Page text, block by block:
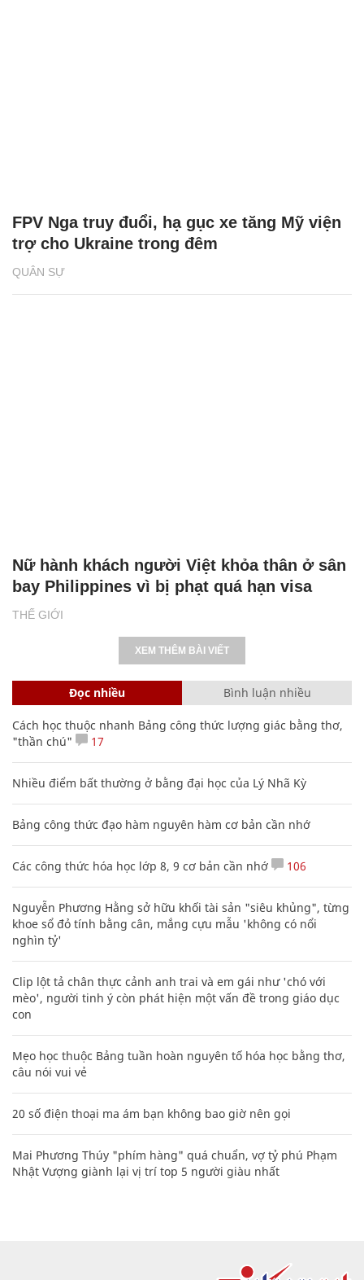
QUÂN SỰ
FPV Nga truy đuổi, hạ gục xe tăng Mỹ viện
trợ cho Ukraine trong đêm
THẾ GIỚI
Nữ hành khách người Việt khỏa thân ở sân
bay Philippines vì bị phạt quá hạn visa
XEM THÊM BÀI VIẾT
Đọc nhiều Bình luận nhiều
Cách học thuộc nhanh Bảng công thức lượng giác bằng thơ,
"thần chú"
17
Nhiều điểm bất thường ở bằng đại học của Lý Nhã Kỳ
Bảng công thức đạo hàm nguyên hàm cơ bản cần nhớ
Các công thức hóa học lớp 8, 9 cơ bản cần nhớ 106
Nguyễn Phương Hằng sở hữu khối tài sản "siêu khủng", từng
khoe sổ đỏ tính bằng cân, mắng cựu mẫu 'không có nổi
nghìn tỷ'
Clip lột tả chân thực cảnh anh trai và em gái như 'chó với
mèo', người tinh ý còn phát hiện một vấn đề trong giáo dục
con
Mẹo học thuộc Bảng tuần hoàn nguyên tố hóa học bằng thơ,
câu nói vui vẻ
20 số điện thoại ma ám bạn không bao giờ nên gọi
Mai Phương Thúy "phím hàng" quá chuẩn, vợ tỷ phú Phạm
Nhật Vượng giành lại vị trí top 5 người giàu nhất